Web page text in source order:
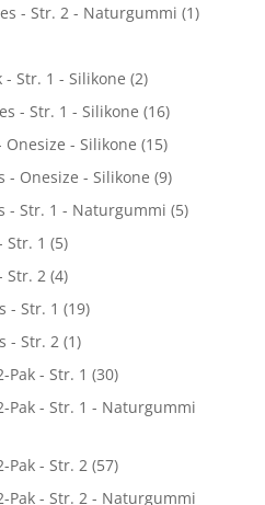
- Str. 2 - Naturgummi (1)
- Str. 1 - Silikone (2)
- Str. 1 - Silikone (16)
Onesize - Silikone (15)
- Onesize - Silikone (9)
- Str. 1 - Naturgummi (5)
Str. 1 (5)
Str. 2 (4)
- Str. 1 (19)
- Str. 2 (1)
Pak - Str. 1 (30)
Pak - Str. 1 - Naturgummi
Pak - Str. 2 (57)
Pak - Str. 2 - Naturgummi